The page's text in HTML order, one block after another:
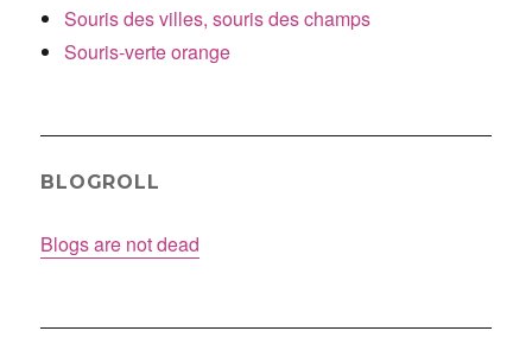
Souris des villes, souris des champs
Souris-verte orange
BLOGROLL
Blogs are not dead